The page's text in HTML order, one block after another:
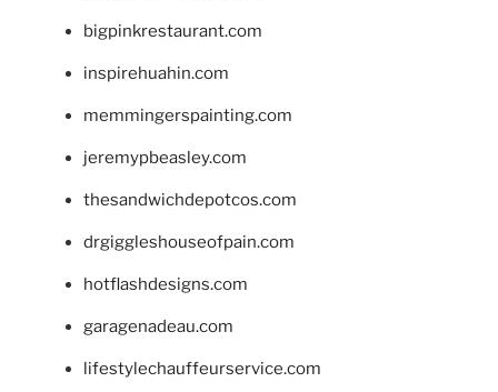
bigpinkrestaurant.com
inspirehuahin.com
memmingerspainting.com
jeremypbeasley.com
thesandwichdepotcos.com
drgiggleshouseofpain.com
hotflashdesigns.com
garagenadeau.com
lifestylechauffeurservice.com